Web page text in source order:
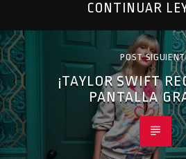
CONTINUAR
POST
¡TAYLOR SWIFT
PANTALLA